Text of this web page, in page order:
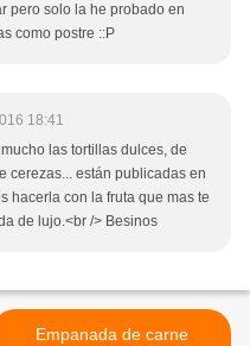
pero solo la he probado en
como postre ::P
18:41
las tortillas dulces, de
cerezas... están publicadas en
hacerla con la fruta que mas te
de lujo.<br /> Besinos
Empanada de carne